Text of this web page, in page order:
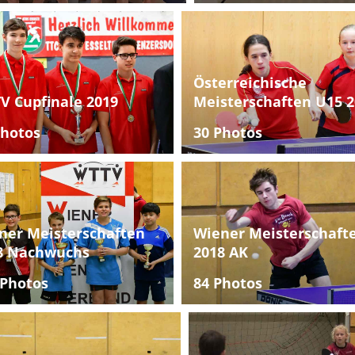
Cupfinale 2019
Österreichische
Meisterschaften U15
30 Photos
Meisterschaften
Nachwuchs
Wiener
2018 AK
84 Photos